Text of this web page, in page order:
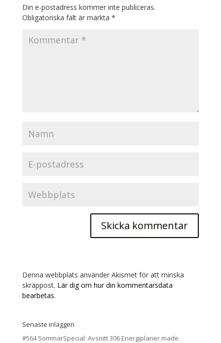
Din e-postadress kommer inte publiceras.
Obligatoriska fält är märkta *
Denna webbplats använder Akismet för att minska
skräppost. Lär dig om hur din kommentarsdata
bearbetas.
Senaste inläggen
#564 SommarSpecial: Avsnitt 306 Energiplaner made